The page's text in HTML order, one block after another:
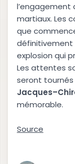
l’engagement
martiaux. Les
que
définitivement
explosion qui
Les attentes
seront tournés
Jacques–Chir
mémorable.
Source